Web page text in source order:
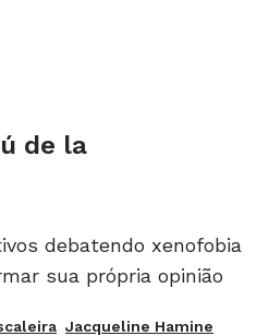
de la
debatendo xenofobia
sua própria opinião
Jacqueline Hamine